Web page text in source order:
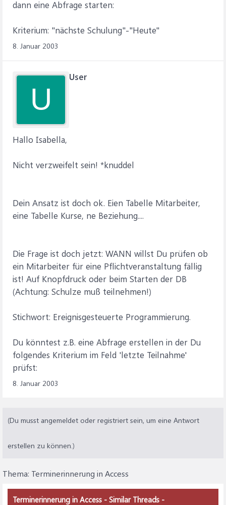
dann eine Abfrage starten:
Kriterium: "nächste Schulung"-"Heute"
8. Januar 2003
U
User
Hallo Isabella,
Nicht verzweifelt sein! *knuddel
Dein Ansatz ist doch ok. Eien Tabelle Mitarbeiter,
eine Tabelle Kurse, ne Beziehung....
Die Frage ist doch jetzt: WANN willst Du prüfen ob
ein Mitarbeiter für eine Pflichtveranstaltung fällig
ist! Auf Knopfdruck oder beim Starten der DB
(Achtung: Schulze muß teilnehmen!)
Stichwort: Ereignisgesteuerte Programmierung.
Du könntest z.B. eine Abfrage erstellen in der Du
folgendes Kriterium im Feld 'letzte Teilnahme'
prüfst:
8. Januar 2003
(Du musst angemeldet oder registriert sein, um eine Antwort
erstellen zu können.)
Thema: Terminerinnerung in Access
Terminerinnerung in Access - Similar Threads -